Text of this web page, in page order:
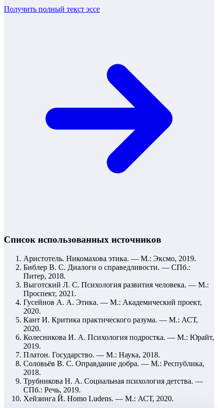
Получить полный текст эссе
Список использованных источников
Аристотель. Никомахова этика. — М.: Эксмо, 2019.
Библер В. С. Диалоги о справедливости. — СПб.:
Питер, 2018.
Выготский Л. С. Психология развития человека. — М.:
Проспект, 2021.
Гусейнов А. А. Этика. — М.: Академический проект,
2020.
Кант И. Критика практического разума. — М.: АСТ,
2020.
Колесникова И. А. Психология подростка. — М.: Юрайт,
2019.
Платон. Государство. — М.: Наука, 2018.
Соловьёв В. С. Оправдание добра. — М.: Республика,
2018.
Трубникова Н. А. Социальная психология детства. —
СПб.: Речь, 2019.
Хейзинга Й. Homo Ludens. — М.: АСТ, 2020.